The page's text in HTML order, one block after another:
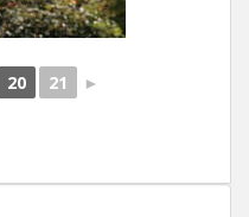
20 21 ►